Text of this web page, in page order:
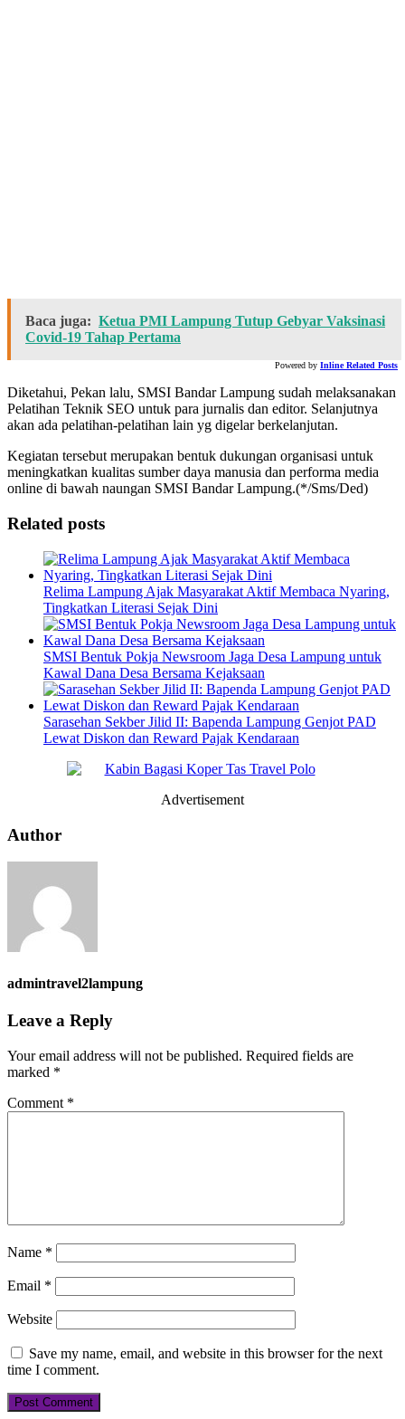
Baca juga: Ketua PMI Lampung Tutup Gebyar Vaksinasi
Covid-19 Tahap Pertama
Powered by Inline Related Posts
Diketahui, Pekan lalu, SMSI Bandar Lampung sudah melaksanakan
Pelatihan Teknik SEO untuk para jurnalis dan editor. Selanjutnya
akan ada pelatihan-pelatihan lain yg digelar berkelanjutan.
Kegiatan tersebut merupakan bentuk dukungan organisasi untuk
meningkatkan kualitas sumber daya manusia dan performa media
online di bawah naungan SMSI Bandar Lampung.(*/Sms/Ded)
Related posts
Relima Lampung Ajak Masyarakat Aktif Membaca Nyaring,
Tingkatkan Literasi Sejak Dini
SMSI Bentuk Pokja Newsroom Jaga Desa Lampung untuk
Kawal Dana Desa Bersama Kejaksaan
Sarasehan Sekber Jilid II: Bapenda Lampung Genjot PAD
Lewat Diskon dan Reward Pajak Kendaraan
Advertisement
Author
admintravel2lampung
Leave a Reply
Your email address will not be published. Required fields are
marked *
Comment *
Name *
Email *
Website
Save my name, email, and website in this browser for the next
time I comment.